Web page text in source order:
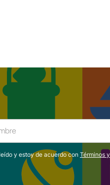
y estoy de acuerdo con Términos